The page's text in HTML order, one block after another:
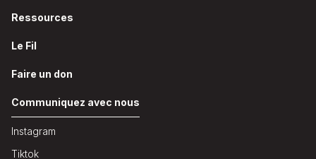
Ressources
Le Fil
Faire un don
Communiquez avec nous
Instagram
Tiktok